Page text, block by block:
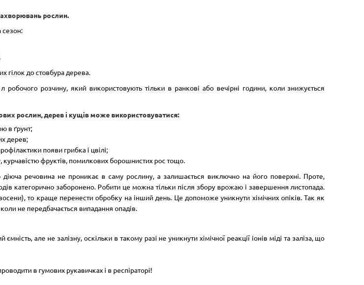
рослин.
сезон:
гілок до стовбура дерева.
розчину, який використовують тільки в ранкові або вечірні години, коли знижується
рослин, дерев і кущів може використовуватися:
в ґрунт;
дерев;
появи грибка і цвілі;
курчавістю фруктів, помилкових борошнистих рос тощо.
речовина не проникає в саму рослину, а залишається виключно на його поверхні. Проте,
категорично заборонено. Робити це можна тільки після збору врожаю і завершення листопада.
то краще перенести обробку на інший день. Це допоможе уникнути хімічних опіків. Так як
не передбачається випадання опадів.
але не залізну, оскільки в такому разі не уникнути хімічної реакції іонів міді та заліза, що
в гумових рукавичках і в респіраторі!